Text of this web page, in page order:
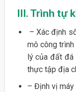
III. Trình tự
– Xác định
mô công
lý của đất đá
thực tập địa
– Định vị máy